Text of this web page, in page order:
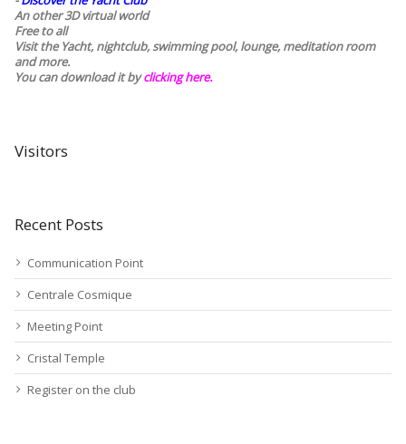
An other 3D virtual world
Free to all
Visit the Yacht, nightclub, swimming pool, lounge, meditation room
and more.
You can download it byclicking here.
Visitors
Recent Posts
Communication Point
Centrale Cosmique
Meeting Point
Cristal Temple
Register on the club